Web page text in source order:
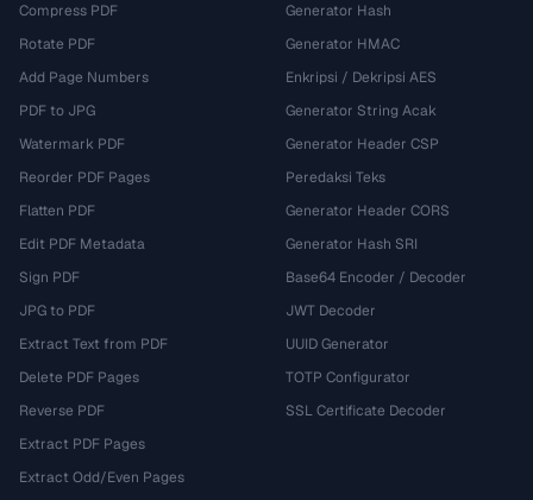
Compress PDF
Rotate PDF
Add Page Numbers
PDF to JPG
Watermark PDF
Reorder PDF Pages
Flatten PDF
Edit PDF Metadata
Sign PDF
JPG to PDF
Extract Text from PDF
Delete PDF Pages
Reverse PDF
Extract PDF Pages
Extract Odd/Even Pages
Generator Hash
Generator HMAC
Enkripsi / Dekripsi AES
Generator String Acak
Generator Header CSP
Peredaksi Teks
Generator Header CORS
Generator Hash SRI
Base64 Encoder / Decoder
JWT Decoder
UUID Generator
TOTP Configurator
SSL Certificate Decoder